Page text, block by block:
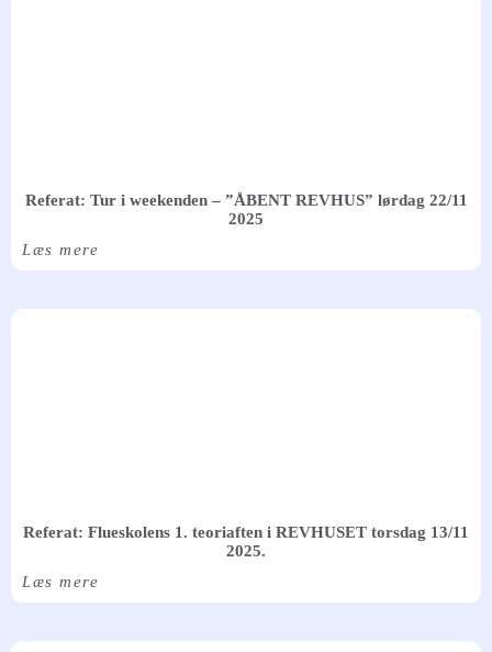
Referat: Tur i weekenden – ”ÅBENT REVHUS” lørdag 22/11
2025
Læs mere
Referat: Flueskolens 1. teoriaften i REVHUSET torsdag 13/11
2025.
Læs mere